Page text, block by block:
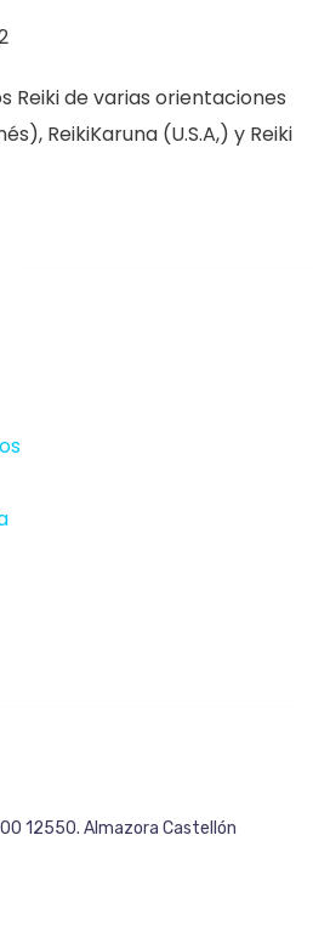
Reiki de varias orientaciones
ReikiKaruna (U.S.A,) y Reiki
12550. Almazora Castellón